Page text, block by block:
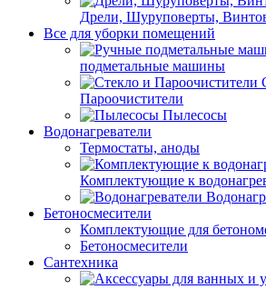
Дрели, Шуруповерты,
Все для уборки помещений
подметальные машины
Пароочистители
Пылесосы
Водонагреватели
Термостаты, аноды
Комплектующие к
Бетоносмесители
Комплектующие для
Бетоносмесители
Сантехника